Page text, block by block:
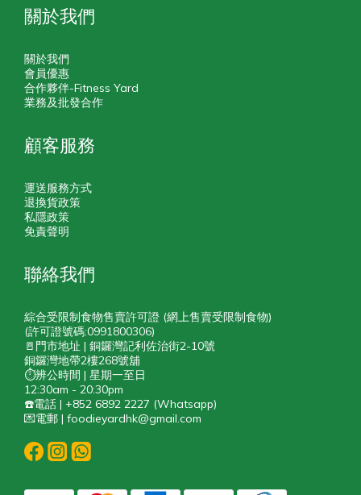
關於我們
關於我們
會員優惠
合作夥伴-Fitness Yard
業務及批發合作
顧客服務
運送服務方式
退換貨政策
私隱政策
免責聲明
聯絡我們
綜合受限制食物售賣許可證 (網上售賣受限制食物)
(許可證號碼:0991800306)
🚪門市地址 | 銅鑼灣記利佐治街2-10號
銅鑼灣地帶2樓268號舖
⏱️辨公時間 | 星期一至日
12:30am - 20:30pm
☎️電話 | +852 6892 2227 (Whatsapp)
💌電郵 | foodieyardhk@gmail.com